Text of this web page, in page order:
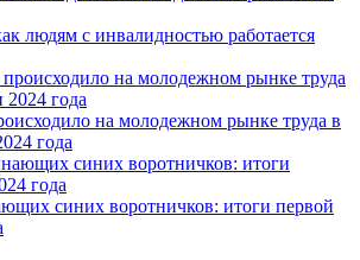
людям с инвалидностью работается
на молодежном рынке труда в
года
синих воротничков: итоги первой